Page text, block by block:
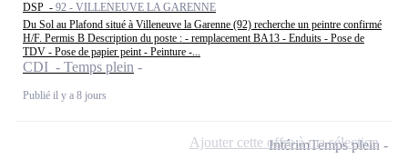
DSP - 92 - VILLENEUVE LA GARENNE
Du Sol au Plafond situé à Villeneuve la Garenne (92) recherche un peintre confirmé
H/F. Permis B Description du poste : - remplacement BA13 - Enduits - Pose de
TDV - Pose de papier peint - Peinture -...
CDI - Temps plein
Publié il y a 8 jours
IntérimTemps plein
Ajouter cette offre à ma sélection